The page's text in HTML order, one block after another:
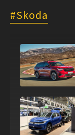
Skoda